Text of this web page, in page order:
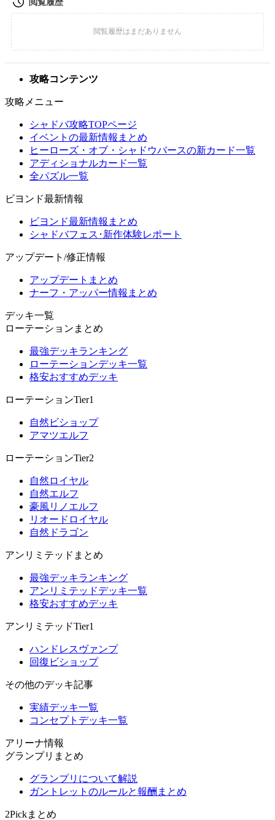
攻略コンテンツ
攻略メニュー
シャドバ攻略TOPページ
イベントの最新情報まとめ
ヒーローズ・オブ・シャドウバースの新カード一覧
アディショナルカード一覧
全パズル一覧
ビヨンド最新情報
ビヨンド最新情報まとめ
シャドバフェス･新作体験レポート
アップデート/修正情報
アップデートまとめ
ナーフ・アッパー情報まとめ
デッキ一覧
ローテーションまとめ
最強デッキランキング
ローテーションデッキ一覧
格安おすすめデッキ
ローテーションTier1
自然ビショップ
アマツエルフ
ローテーションTier2
自然ロイヤル
自然エルフ
豪風リノエルフ
リオードロイヤル
自然ドラゴン
アンリミテッドまとめ
最強デッキランキング
アンリミテッドデッキ一覧
格安おすすめデッキ
アンリミテッドTier1
ハンドレスヴァンプ
回復ビショップ
その他のデッキ記事
実績デッキ一覧
コンセプトデッキ一覧
アリーナ情報
グランプリまとめ
グランプリについて解説
ガントレットのルールと報酬まとめ
2Pickまとめ